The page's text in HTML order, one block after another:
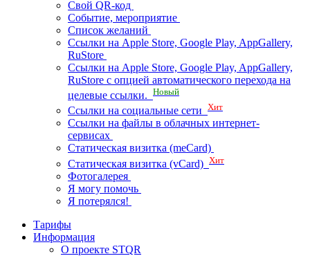
Свой QR-код
Событие, мероприятие
Список желаний
Ссылки на Apple Store, Google Play, AppGallery,
RuStore
Ссылки на Apple Store, Google Play, AppGallery,
RuStore с опцией автоматического перехода на
целевые ссылки. Новый
Ссылки на социальные сети Хит
Ссылки на файлы в облачных интернет-
сервисах
Статическая визитка (meCard)
Статическая визитка (vCard) Хит
Фотогалерея
Я могу помочь
Я потерялся!
Тарифы
Информация
О проекте STQR